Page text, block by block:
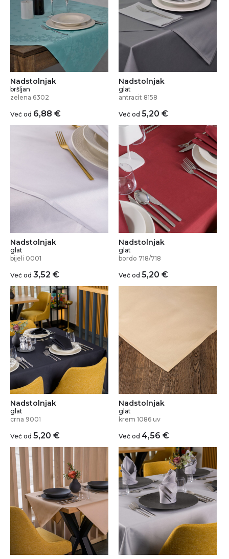
Nadstolnjak
bršljan
zelena 6302
Već od 6,88 €
Nadstolnjak
glat
antracit 8158
Već od 5,20 €
Nadstolnjak
glat
bijeli 0001
Već od 3,52 €
Nadstolnjak
glat
bordo 718/718
Već od 5,20 €
Nadstolnjak
glat
crna 9001
Već od 5,20 €
Nadstolnjak
glat
krem 1086 uv
Već od 4,56 €